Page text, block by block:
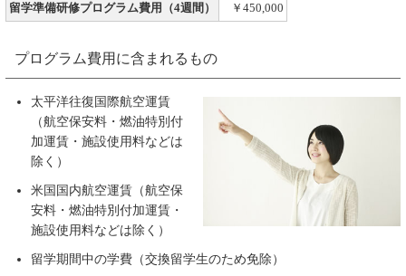
留学準備研修プログラム費用（4週間） ￥450,000
プログラム費用に含まれるもの
太平洋往復国際航空運賃
（航空保安料・燃油特別付
加運賃・施設使用料などは
除く）
米国国内航空運賃（航空保
安料・燃油特別付加運賃・
施設使用料などは除く）
留学期間中の学費（交換留学生のため免除）